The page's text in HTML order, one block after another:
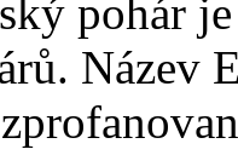
pohár
Název